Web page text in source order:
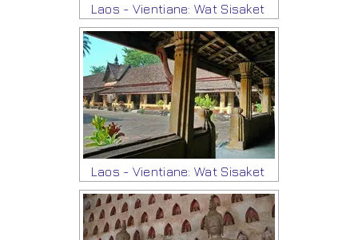
Laos - Vientiane: Wat Sisaket
Laos - Vientiane: Wat Sisaket